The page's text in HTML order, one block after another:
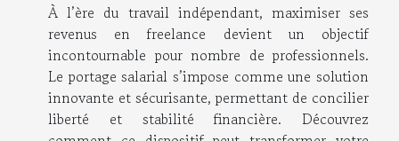
À l’ère du travail indépendant, maximiser ses
revenus en freelance devient un objectif
incontournable pour nombre de professionnels.
Le portage salarial s’impose comme une solution
innovante et sécurisante, permettant de concilier
liberté et stabilité financière. Découvrez